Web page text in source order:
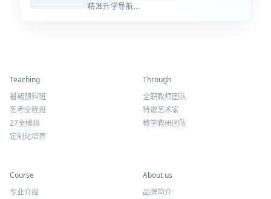
精准升学导航...
Teaching
暑期预科班
艺考全程班
27全模拟
定制化培养
Through
全职教师团队
特邀艺术家
教学教研团队
Course
专业介绍
About us
品牌简介